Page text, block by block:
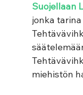
Suojellaan
jonka
miehistön